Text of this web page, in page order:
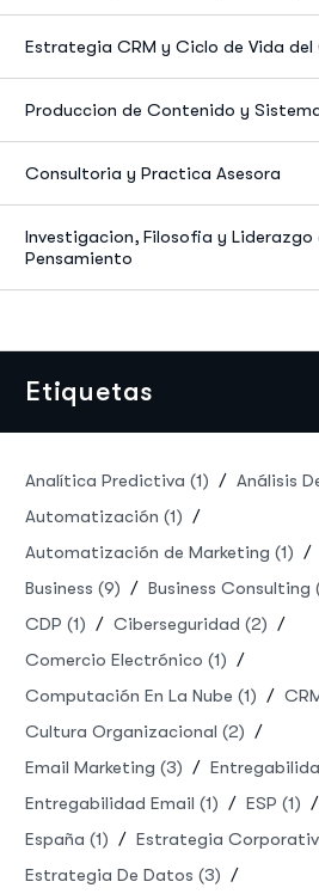
Estrategia CRM y Ciclo de Vida del
Produccion de Contenido y
Consultoria y Practica Asesora
Investigacion, Filosofia y Liderazgo
Pensamiento
Etiquetas
Analítica Predictiva (1) Análisis
Automatización (1)
Automatización de Marketing (1)
Business (9) Business Consulting
CDP (1) Ciberseguridad (2)
Comercio Electrónico (1)
Computación En La Nube (1)
Cultura Organizacional (2)
Email Marketing (3)
Entregabilidad Email (1) ESP (1)
España (1) Estrategia
Estrategia De Datos (3)